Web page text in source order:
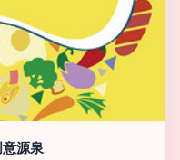
源泉